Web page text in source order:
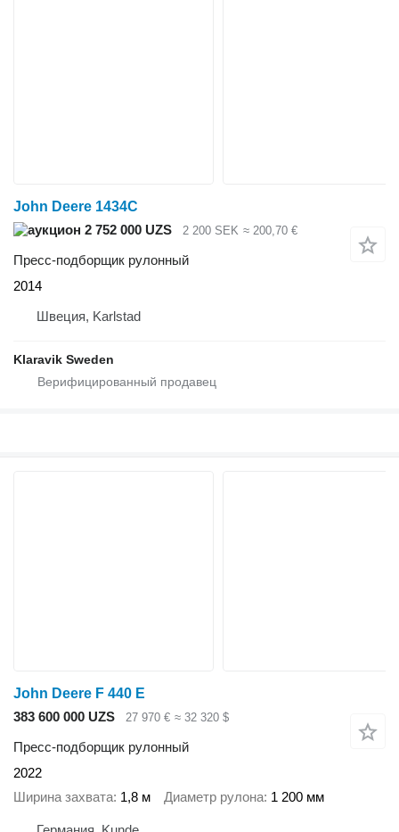
John Deere 1434C
2 752 000 UZS
2 200 SEK ≈ 200,70 €
Пресс-подборщик рулонный
2014
Швеция, Karlstad
Klaravik Sweden
John Deere F 440 E
383 600 000 UZS
27 970 € ≈ 32 320 $
Пресс-подборщик рулонный
2022
Ширина захвата 1,8 м Диаметр рулона 1 200 мм